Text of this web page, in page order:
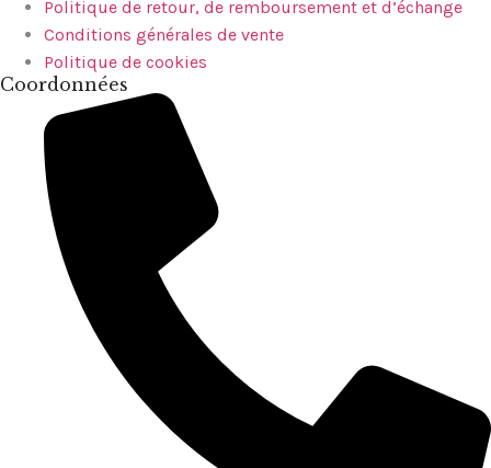
Politique de retour, de remboursement et d’échange
Conditions générales de vente
Politique de cookies
Coordonnées